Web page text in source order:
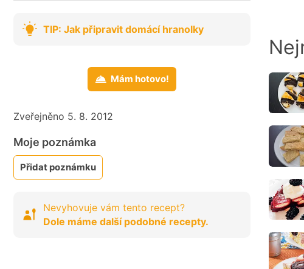
TIP: Jak připravit domácí hranolky
Mám hotovo!
Zveřejněno 5. 8. 2012
Moje poznámka
Přidat poznámku
Nevyhovuje vám tento recept?
Dole máme další podobné recepty.